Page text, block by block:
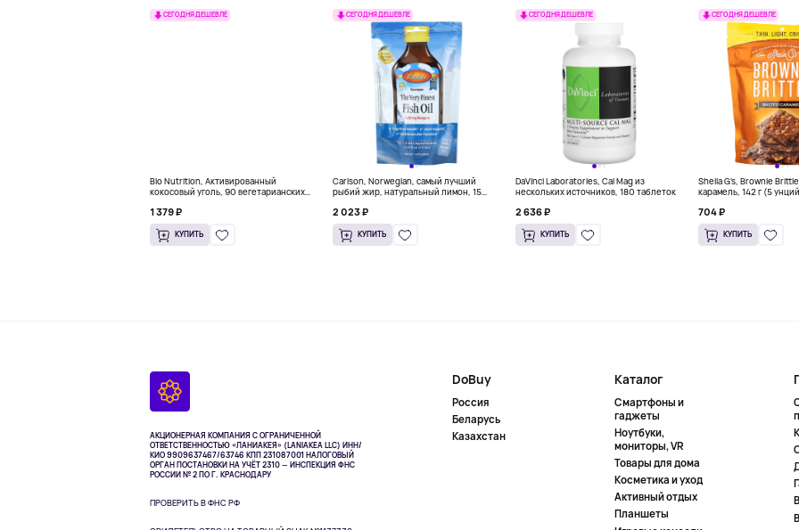
СЕГОДНЯ ДЕШЕВЛЕ
Bio Nutrition, Активированный
кокосовый уголь, 90 вегетарианских
1 379 ₽
КУПИТЬ
СЕГОДНЯ ДЕШЕВЛЕ
Carlson, Norwegian, самый лучший
рыбий жир, натуральный лимон, 15
2 023 ₽
КУПИТЬ
СЕГОДНЯ ДЕШЕВЛЕ
DaVinci Laboratories, Cal Mag из
нескольких источников, 180 таблеток
2 636 ₽
КУПИТЬ
СЕГОДНЯ ДЕШЕВЛЕ
Sheila G's, Brownie
карамель, 142 г (5
704 ₽
КУПИТЬ
АКЦИОНЕРНАЯ КОМПАНИЯ С ОГРАНИЧЕННОЙ
ОТВЕТСТВЕННОСТЬЮ «ЛАНИАКЕЯ» (LANIAKEA LLC) ИНН/
КИО 9909637467/63746 КПП 231087001 НАЛОГОВЫЙ
ОРГАН ПОСТАНОВКИ НА УЧЁТ 2310 — ИНСПЕКЦИЯ ФНС
РОССИИ № 2 ПО Г. КРАСНОДАРУ
ПРОВЕРИТЬ В ФНС РФ
DoBuy
Россия
Беларусь
Казахстан
Каталог
Смартфоны и
гаджеты
Ноутбуки,
мониторы, VR
Товары для дома
Косметика и уход
Активный отдых
Планшеты